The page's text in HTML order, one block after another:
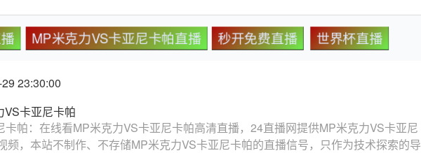
MP米克力VS卡亚尼卡帕直播 秒开免费直播 世界杯直播
23:30:00
VS卡亚尼卡帕
卡帕：在线看MP米克力VS卡亚尼卡帕高清直播，24直播网提供MP米克力VS卡亚尼
频，本站不制作、不存储MP米克力VS卡亚尼卡帕的直播信号，只作为技术探索的导